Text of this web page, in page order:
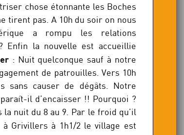
chose étonnante les Boches
tirent pas. A 10h du soir on nous
a rompu les relations
Enfin la nouvelle est accueillie
: Nuit quelconque sauf à notre
de patrouilles. Vers 10h
sans causer de dégâts. Notre
il d’encaisser !! Pourquoi ?
nuit du 8 au 9. Par le froid qu’il
Grivillers à 1h1/2 le village est